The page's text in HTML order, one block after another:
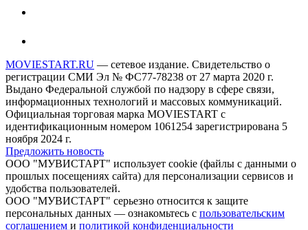
MOVIESTART.RU — сетевое издание. Свидетельство о
регистрации СМИ Эл № ФС77-78238 от 27 марта 2020 г.
Выдано Федеральной службой по надзору в сфере связи,
информационных технологий и массовых коммуникаций.
Официальная торговая марка MOVIESTART с
идентификационным номером 1061254 зарегистрирована 5
ноября 2024 г.
Предложить новость
ООО "МУВИСТАРТ" использует cookie (файлы с данными о
прошлых посещениях сайта) для персонализации сервисов и
удобства пользователей.
ООО "МУВИСТАРТ" серьезно относится к защите
персональных данных — ознакомьтесь с пользовательским
соглашением и политикой конфиденциальности